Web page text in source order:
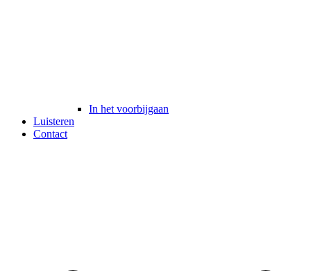
In het voorbijgaan
Luisteren
Contact